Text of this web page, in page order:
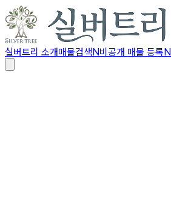
실버트리 소개매물검색N비공개 매물 등록N